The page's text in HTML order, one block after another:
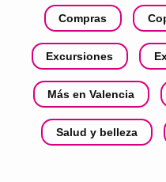
Compras
Excursiones
Más en Valencia
Salud y belleza